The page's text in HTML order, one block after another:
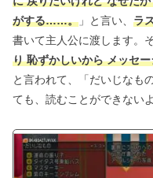
がする……。 」と言い、 ラ
書いて主人公に渡します。
り 恥ずかしいから メッセ
と言われて、「だいじなも
ても、読むことができない